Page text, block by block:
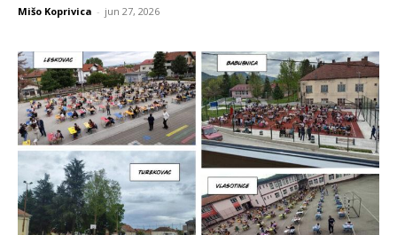
Mišo Koprivica - jun 27, 2026